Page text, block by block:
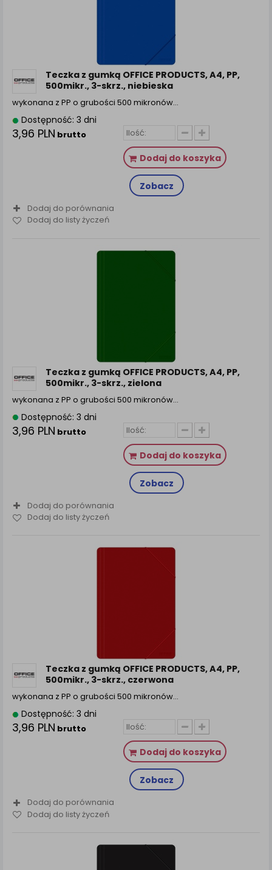
Teczka z gumką OFFICE PRODUCTS, A4, PP,
500mikr., 3-skrz., niebieska
wykonana z PP o grubości 500 mikronów…
Dostępność: 3 dni
3,96 PLN brutto
Dodaj do koszyka
Zobacz
Dodaj do porównania
Dodaj do listy życzeń
Teczka z gumką OFFICE PRODUCTS, A4, PP,
500mikr., 3-skrz., zielona
wykonana z PP o grubości 500 mikronów…
Dostępność: 3 dni
3,96 PLN brutto
Dodaj do koszyka
Zobacz
Dodaj do porównania
Dodaj do listy życzeń
Teczka z gumką OFFICE PRODUCTS, A4, PP,
500mikr., 3-skrz., czerwona
wykonana z PP o grubości 500 mikronów…
Dostępność: 3 dni
3,96 PLN brutto
Dodaj do koszyka
Zobacz
Dodaj do porównania
Dodaj do listy życzeń
związane z tym prawidłowe działanie naszej strony
www, a w szczególności np. wysłanie potwierdzenia
zamówienia na Państwa email lub wyświetlenie
Państwu prawidłowych informacji o promocjach czy
cenach indywidualnych, ważna jest Państwa
wcześniejsza zgoda której udzieliliście podczas
zakładania konta.
Każda Państwa zgoda jest dobrowolna i można ją w
dowolnym momencie wycofać.
Polityka prywatności (rozwiń)
Klauzula Informacyjna (rozwiń)
Lista Zaufanych Partnerów (rozwiń)